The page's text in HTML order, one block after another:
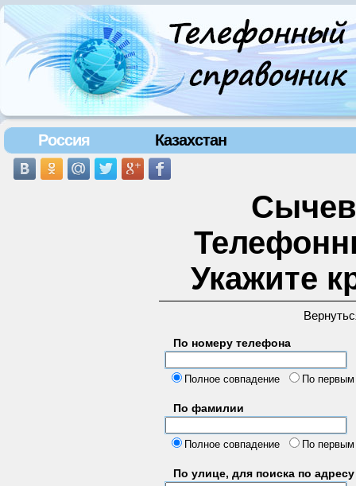
Россия Казахстан
Укажите
По номеру телефона
Полное совпадение
По
По фамилии
Полное совпадение По
По улице, для поиска по адресу